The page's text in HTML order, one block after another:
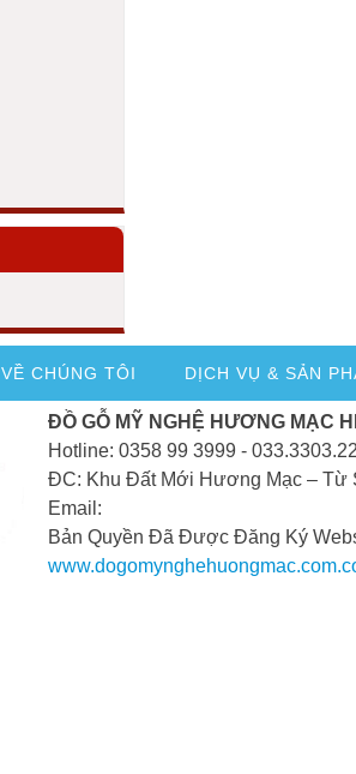
VỀ CHÚNG TÔI DỊCH VỤ & SẢN
ĐỒ GỖ MỸ NGHỆ HƯƠNG MẠC
Hotline: 0358 99 3999 -
ĐC: Khu Đất Mới Hương Mạc – Từ
Email:
Bản Quyền Đã Được Đăng Ký